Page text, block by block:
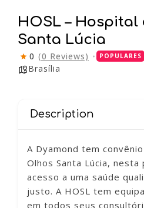
HOSL –
Santa Lúcia
0 (0 Reviews) POPULARES
Brasília
Description
A Dyamond tem
Olhos Santa Lúcia, nesta
acesso a uma saúde
justo. A HOSL tem
em todos seus